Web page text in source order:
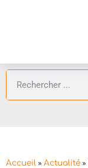
Accueil » Actualité »